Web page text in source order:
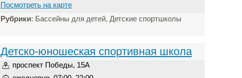
Посмотреть на карте
Рубрики: Бассейны для детей, Детские спортшколы
Детско-юношеская спортивная школа
проспект Победы, 15А